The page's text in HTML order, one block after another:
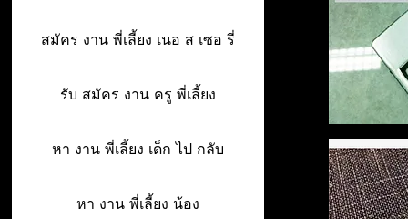
สมัคร งาน พี่เลี้ยง เนอ ส เซอ รี่
รับ สมัคร งาน ครู พี่เลี้ยง
หา งาน พี่เลี้ยง เด็ก ไป กลับ
หา งาน พี่เลี้ยง น้อง